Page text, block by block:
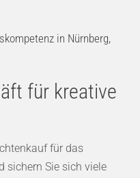
in Nürnberg,
für kreative
für das
sichern Sie sich viele